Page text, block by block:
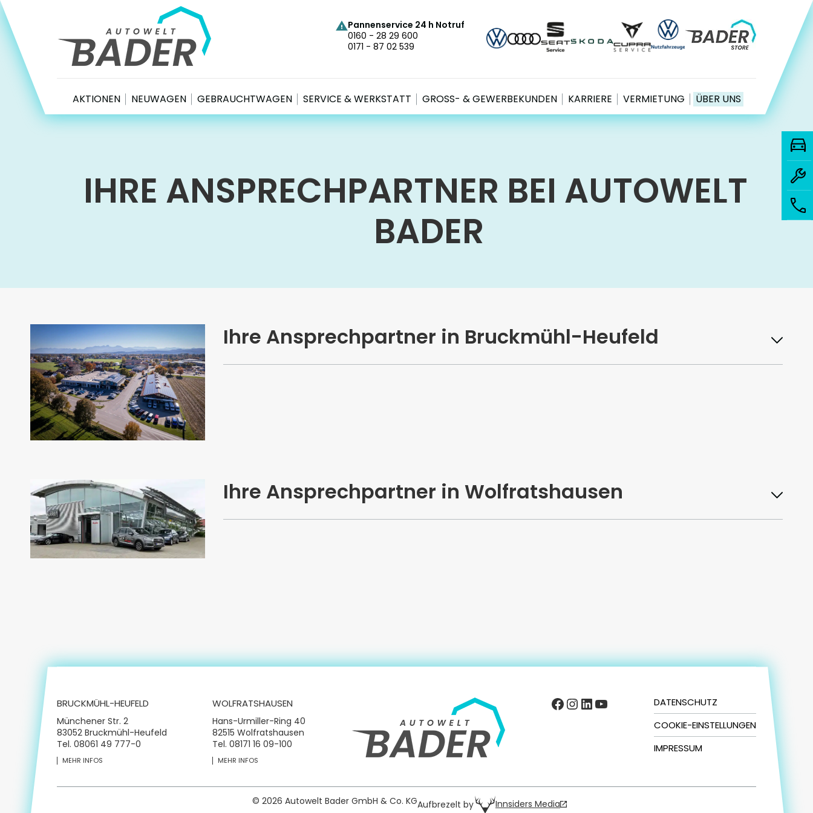
Autowelt Bader
Pannenservice 24 h Notruf
0160 - 28 29 600
0171 - 87 02 539
AKTIONEN NEUWAGEN GEBRAUCHTWAGEN SERVICE & WERKSTATT GROSS- & GEWERBEKUNDEN KARRIERE VERMIETUNG ÜBER UNS
IHRE ANSPRECH­PARTNER BEI AUTOWELT
BADER
Ihre Ansprechpartner in Bruckmühl-Heufeld
Ihre Ansprechpartner in Wolfratshausen
BRUCKMÜHL-HEUFELD
Münchener Str. 2
83052 Bruckmühl-Heufeld
Tel.08061 49 777-0
MEHR INFOS
WOLFRATSHAUSEN
Hans-Urmiller-Ring 40
82515 Wolfratshausen
Tel.08171 16 09-100
MEHR INFOS
Facebook
Instagram
LinkedIn
YouTubeDATENSCHUTZ
COOKIE-EINSTELLUNGEN
IMPRESSUM
© 2026 Autowelt Bader GmbH & Co. KGAufbrezelt by Innsiders Media